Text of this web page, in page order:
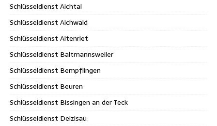
Schlüsseldienst Aichtal
Schlüsseldienst Aichwald
Schlüsseldienst Altenriet
Schlüsseldienst Baltmannsweiler
Schlüsseldienst Bempflingen
Schlüsseldienst Beuren
Schlüsseldienst Bissingen an der Teck
Schlüsseldienst Deizisau